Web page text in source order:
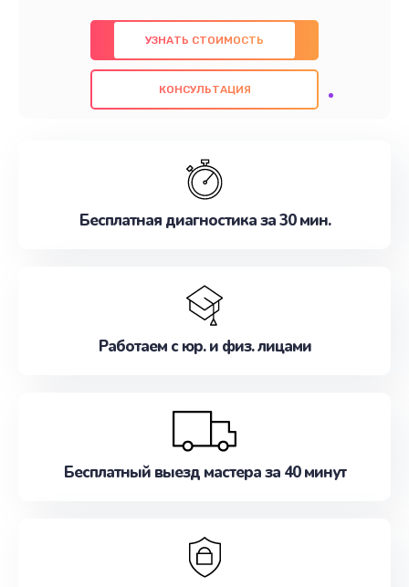
предлагаем быстрый и качественный ремонт с
использованием оригинальных компонентов, а
также гарантируем качество всех
проведенных работ. Наша цель - предоставить
наилучшим образом. Не медлите записаться на
УЗНАТЬ СТОИМОСТЬ
КОНСУЛЬТАЦИЯ
Бесплатная диагностика за 30 мин.
Работаем с юр. и физ. лицами
Бесплатный выезд мастера за 40 минут